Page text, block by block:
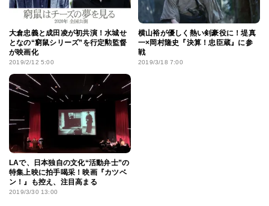
大倉忠義と成田凌が初共演！水城せ
となの“窮鼠シリーズ”を行定勲監督
が映画化
2019/2/12 5:00
横山裕が優しく熱い剣豪役に！堤真
一×岡村隆史『決算！忠臣蔵』に参
戦
2019/3/18 7:00
LAで、日本独自の文化“活動弁士”の
特集上映に拍手喝采！映画『カツベ
ン！』も控え、注目高まる
2019/3/30 13:00